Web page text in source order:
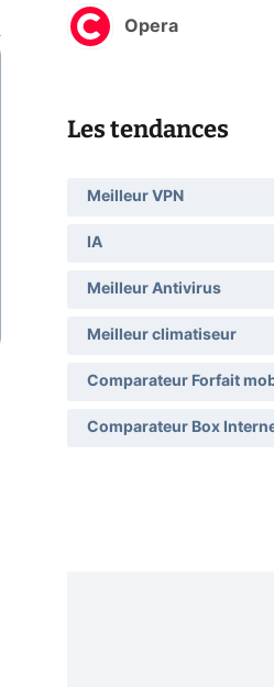
Opera
Les tendances
Meilleur VPN
IA
Meilleur Antivirus
Meilleur climatiseur
Comparateur Forfait
Comparateur Box